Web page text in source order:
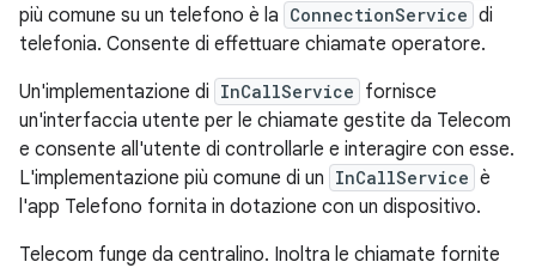
più comune su un telefono è la ConnectionService di
telefonia. Consente di effettuare chiamate operatore.
Un'implementazione di InCallService fornisce
un'interfaccia utente per le chiamate gestite da Telecom
e consente all'utente di controllarle e interagire con esse.
L'implementazione più comune di un InCallService è
l'app Telefono fornita in dotazione con un dispositivo.
Telecom funge da centralino. Inoltra le chiamate fornite